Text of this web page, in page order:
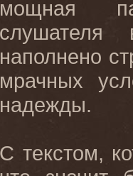
мощная
наполнено
мрачных
надежды.
С текстом,